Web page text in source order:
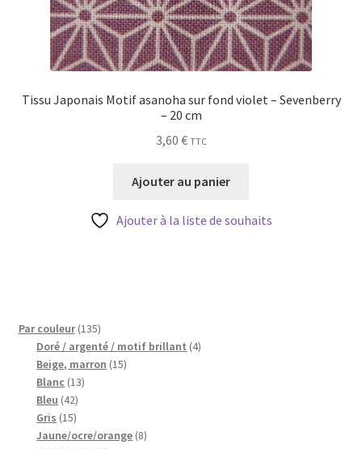
Tissu Japonais Motif asanoha sur fond violet – Sevenberry
– 20 cm
3,60 € TTC
Ajouter au panier
Ajouter à la liste de souhaits
Par couleur 135135
produits
Doré / argenté / motif brillant 44
Beige, marron 1515
Blanc 1313
Bleu 4242
produits
Gris 1515
produits
Jaune/ocre/orange 88